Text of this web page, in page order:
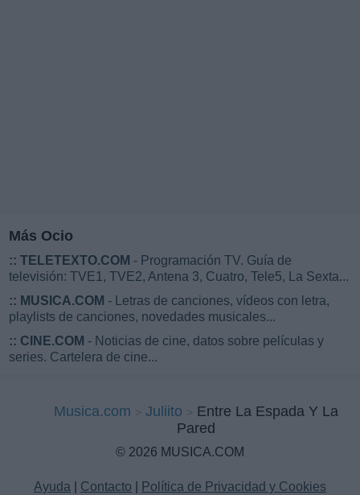
Más Ocio
:: TELETEXTO.COM - Programación TV. Guía de
televisión: TVE1, TVE2, Antena 3, Cuatro, Tele5, La Sexta...
:: MUSICA.COM - Letras de canciones, vídeos con letra,
playlists de canciones, novedades musicales...
:: CINE.COM - Noticias de cine, datos sobre películas y
series. Cartelera de cine...
Musica.com Juliito
Entre La Espada Y La
Pared
© 2026 MUSICA.COM
Ayuda Contacto
Política de Privacidad y Cookies